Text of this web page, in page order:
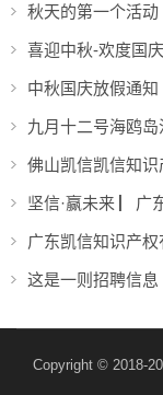
秋天的第一个活
喜迎中秋-欢度国庆
中秋国庆放假通知
九月十二号海鸥
佛山凯信凯信知
广东凯信知识产
这是一则招聘信息
Copyright © 2018-